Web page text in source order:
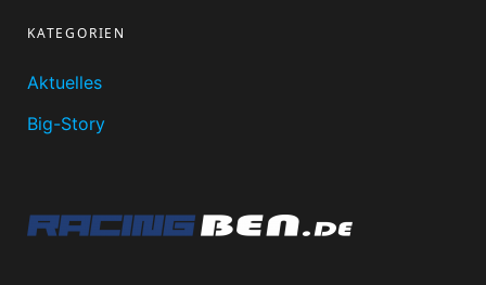
KATEGORIEN
Aktuelles
Big-Story